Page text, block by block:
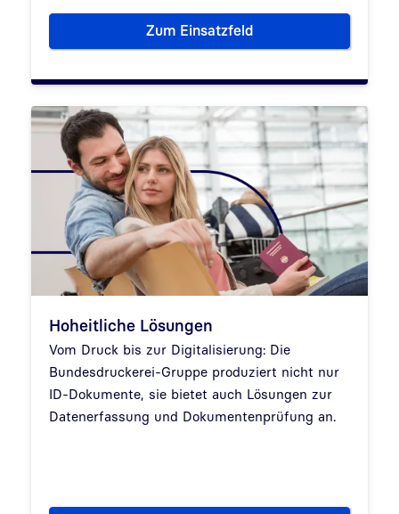
Zum EinsatzfeldWert- & Sicherheitsdruck
Hoheitliche Lösungen
Vom Druck bis zur Digitalisierung: Die
Bundesdruckerei-Gruppe produziert nicht nur
ID-Dokumente, sie bietet auch Lösungen zur
Datenerfassung und Dokumentenprüfung an.